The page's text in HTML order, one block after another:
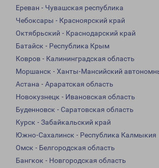
Ереван - Чувашская республика
Чебоксары - Красноярский край
Октябрьский - Краснодарский край
Батайск - Республика Крым
Ковров - Калининградская область
Моршанск - Ханты-Мансийский
Астана - Араратская область
Новокузнецк - Ивановская область
Буденновск - Саратовская область
Курск - Забайкальский край
Южно-Сахалинск - Республика Калмыкия
Омск - Белгородская область
Бангкок - Новгородская область